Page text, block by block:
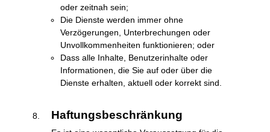
oder zeitnah sein;
Die Dienste werden immer ohne
Verzögerungen, Unterbrechungen oder
Unvollkommenheiten funktionieren; oder
Dass alle Inhalte, Benutzerinhalte oder
Informationen, die Sie auf oder über die
Dienste erhalten, aktuell oder korrekt sind.
Haftungsbeschränkung